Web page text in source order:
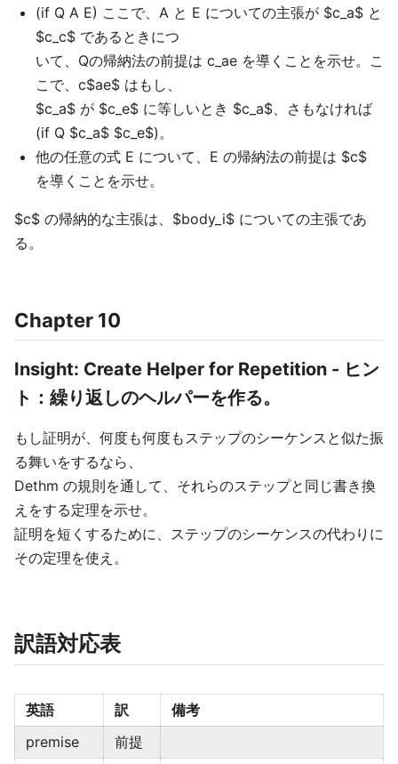
(if Q A E) ここで、A と E についての主張が $c_a$ と
$c_c$ であるときにつ
いて、Qの帰納法の前提は c_ae を導くことを示せ。こ
こで、c$ae$ はもし、
$c_a$ が $c_e$ に等しいとき $c_a$、さもなければ
(if Q $c_a$ $c_e$)。
他の任意の式 E について、E の帰納法の前提は $c$
を導くことを示せ。
$c$ の帰納的な主張は、$body_i$ についての主張であ
る。
Chapter 10
Insight: Create Helper for Repetition - ヒン
ト：繰り返しのヘルパーを作る。
もし証明が、何度も何度もステップのシーケンスと似た振
る舞いをするなら、
Dethm の規則を通して、それらのステップと同じ書き換
えをする定理を示せ。
証明を短くするために、ステップのシーケンスの代わりに
その定理を使え。
訳語対応表
英語 訳
備考
premise
前提